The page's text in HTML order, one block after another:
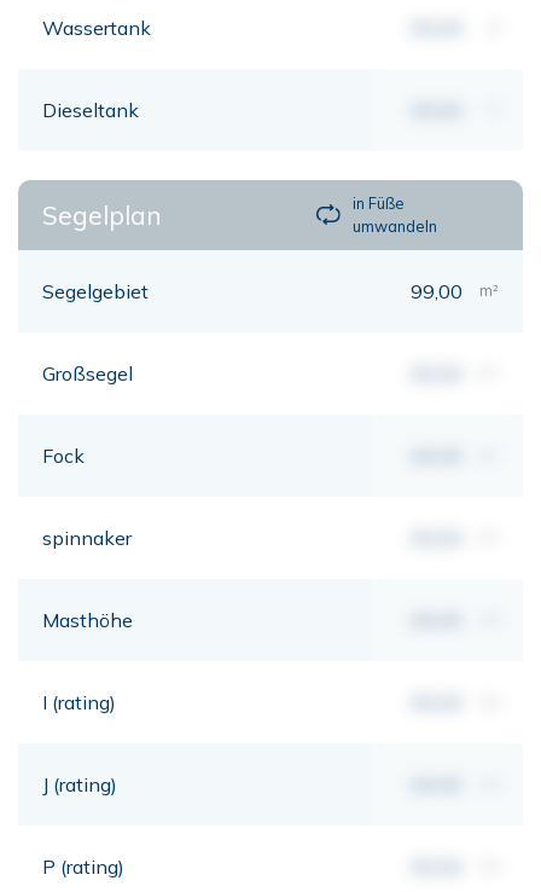
Wassertank
Dieseltank
Segelplan
in Füße
umwandeln
Segelgebiet 99,00 m²
Großsegel
Fock
spinnaker
Masthöhe
I (rating)
J (rating)
P (rating)